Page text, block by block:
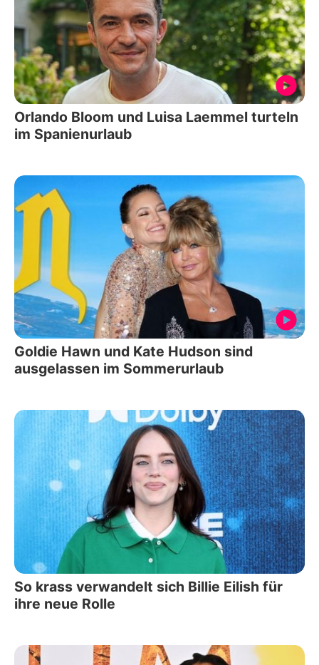
Orlando Bloom und Luisa Laemmel turteln
im Spanienurlaub
Goldie Hawn und Kate Hudson sind
ausgelassen im Sommerurlaub
So krass verwandelt sich Billie Eilish für
ihre neue Rolle